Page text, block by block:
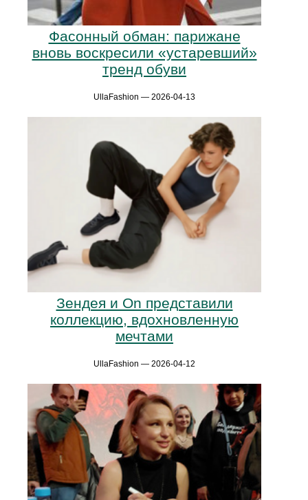
Фасонный обман: парижане
вновь воскресили «устаревший»
тренд обуви
UllaFashion — 2026-04-13
Зендея и On представили
коллекцию, вдохновленную
мечтами
UllaFashion — 2026-04-12